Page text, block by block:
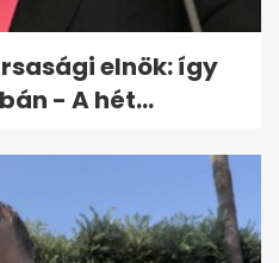
elnök: így
- A hét...